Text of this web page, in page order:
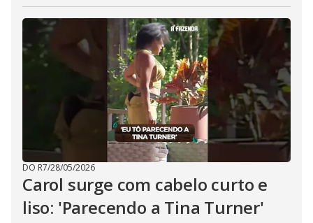
DO R7/28/05/2026
Carol surge com cabelo curto e
liso: 'Parecendo a Tina Turner'